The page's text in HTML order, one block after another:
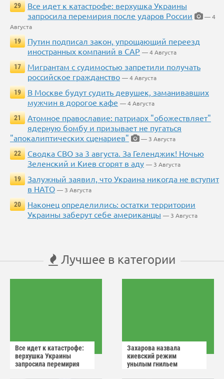
29
Все идет к катастрофе: верхушка Украины
запросила перемирия после ударов России
— 4
Августа
19
Путин подписал закон, упрощающий переезд
иностранных компаний в САР — 4 Августа
17
Мигрантам с судимостью запретили получать
российское гражданство — 4 Августа
19
В Москве будут судить девушек, заманивавших
мужчин в дорогое кафе — 4 Августа
21
Атомное православие: патриарх "обожествляет"
ядерную бомбу и призывает не пугаться
"апокалиптических сценариев"
— 3 Августа
22
Сводка СВО за 3 августа. За Геленджик! Ночью
Зеленский и Киев сгорят в аду — 3 Августа
19
Залужный заявил, что Украина никогда не вступит
в НАТО — 3 Августа
20
Наконец определились: остатки территории
Украины заберут себе американцы — 3 Августа
Лучшее в категории
Все идет к катастрофе:
верхушка Украины
запросила перемирия
Захарова назвала
киевский режим
унылым гнильем